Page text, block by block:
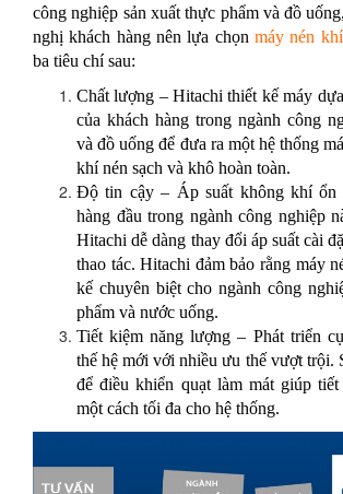
công nghiệp sản xuất thực phẩm và đồ
nghị khách hàng nên lựa chọn máy nén khí
ba tiêu chí sau:
Chất lượng – Hitachi thiết kế máy
của khách hàng trong ngành công
và đồ uống để đưa ra một hệ thống
khí nén sạch và khô hoàn toàn.
Độ tin cậy – Áp suất không khí ổn
hàng đầu trong ngành công nghiệp
Hitachi dễ dàng thay đổi áp suất cài
thao tác. Hitachi đảm bảo rằng máy
kế chuyên biệt cho ngành công
phẩm và nước uống.
Tiết kiệm năng lượng – Phát triển
thế hệ mới với nhiều ưu thế vượt trội.
để điều khiển quạt làm mát giúp
một cách tối đa cho hệ thống.